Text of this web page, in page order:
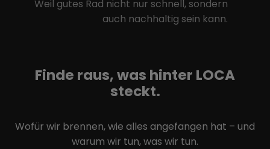
Weil gutes Rad nicht nur schnell, sondern
auch nachhaltig sein kann.
Finde raus, was hinter LOCA
steckt.
Wofür wir brennen, wie alles angefangen hat – und
warum wir tun, was wir tun.